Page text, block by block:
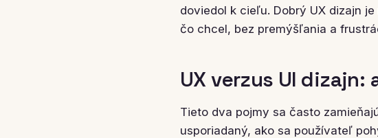
doviedol k cieľu. Dobrý UX dizajn
čo chcel, bez premýšľania a
UX verzus UI dizajn:
Tieto dva pojmy sa často
usporiadaný, ako sa používateľ